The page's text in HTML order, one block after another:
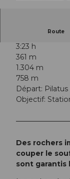
Route
3:23 h
361 m
1.304 m
758 m
Départ: Pilatus
Objectif:
Des rochers
couper le
sont garantis